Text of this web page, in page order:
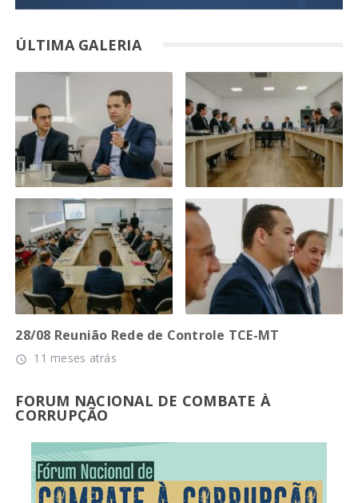
ÚLTIMA GALERIA
28/08 Reunião Rede de Controle TCE-MT
access_time 11 meses atrás
FORUM NACIONAL DE COMBATE À
CORRUPÇÃO